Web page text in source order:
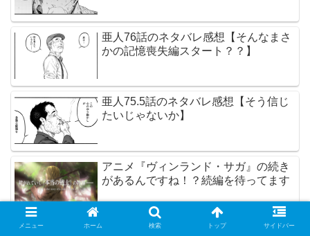
亜人76話のネタバレ感想【そんなまさ
かの記憶喪失編スタート？？】
亜人75.5話のネタバレ感想【そう信じ
たいじゃないか】
アニメ『ヴィンランド・サガ』の続き
があるんですね！？続編を待ってます
メニュー ホーム 検索 トップ サイドバー